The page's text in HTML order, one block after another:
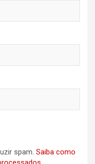
spam. Saiba como